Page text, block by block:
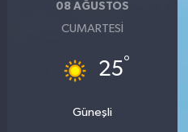
08 AĞUSTOS
CUMARTESI
25°
Güneşli